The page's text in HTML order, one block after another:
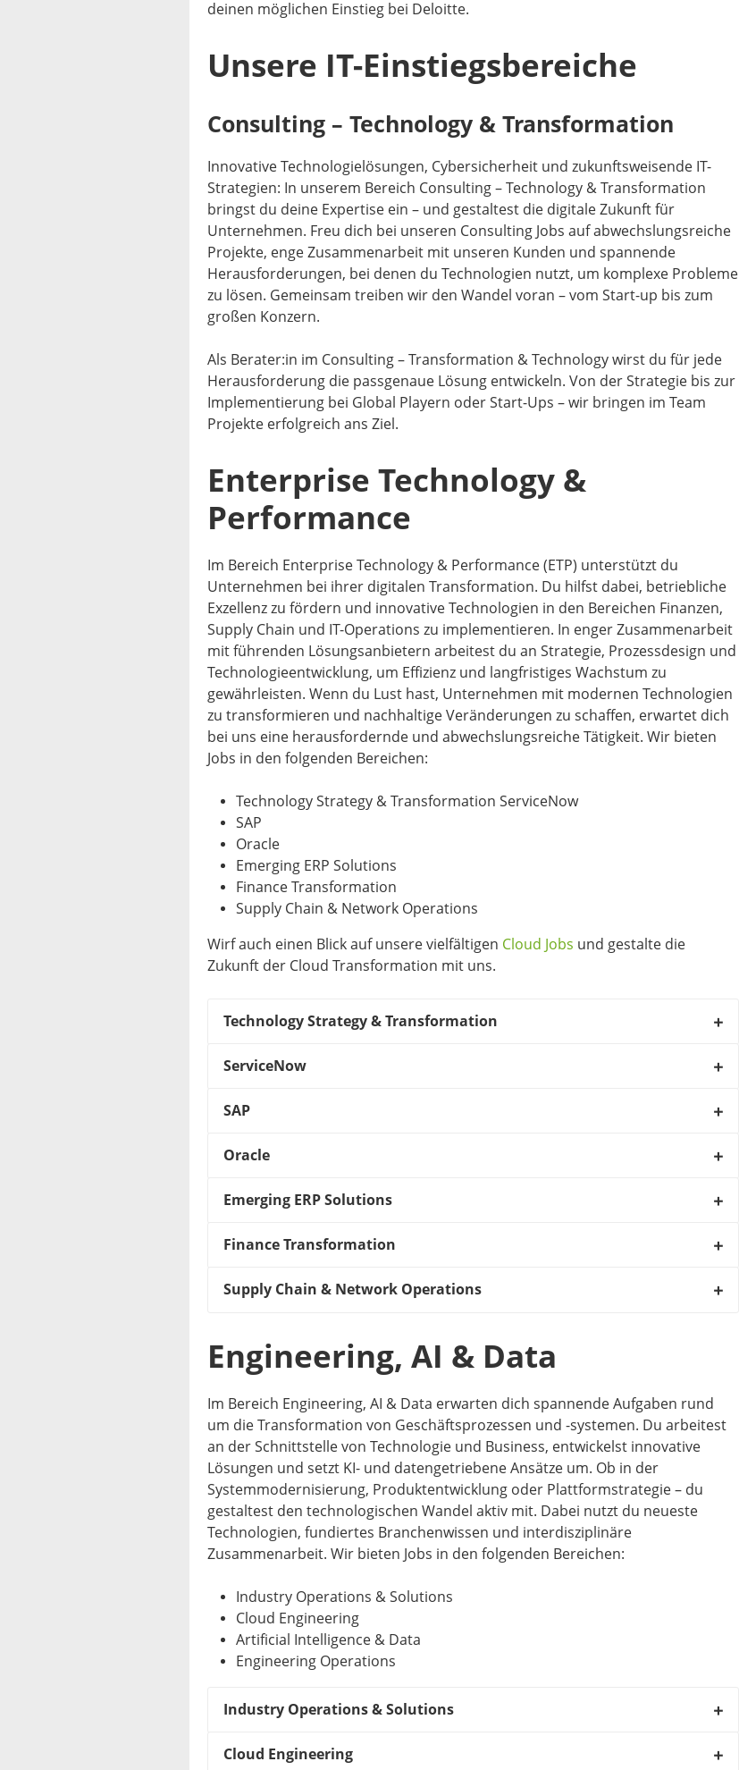
deinen möglichen Einstieg bei Deloitte.
Unsere IT-Einstiegsbereiche
Consulting – Technology & Transformation
Innovative Technologielösungen, Cybersicherheit und zukunftsweisende IT-
Strategien: In unserem Bereich Consulting – Technology & Transformation
bringst du deine Expertise ein – und gestaltest die digitale Zukunft für
Unternehmen. Freu dich bei unseren Consulting Jobs auf abwechslungsreiche
Projekte, enge Zusammenarbeit mit unseren Kunden und spannende
Herausforderungen, bei denen du Technologien nutzt, um komplexe Probleme
zu lösen. Gemeinsam treiben wir den Wandel voran – vom Start-up bis zum
großen Konzern.
Als Berater:in im Consulting – Transformation & Technology wirst du für jede
Herausforderung die passgenaue Lösung entwickeln. Von der Strategie bis zur
Implementierung bei Global Playern oder Start-Ups – wir bringen im Team
Projekte erfolgreich ans Ziel.
Enterprise Technology &
Performance
Im Bereich Enterprise Technology & Performance (ETP) unterstützt du
Unternehmen bei ihrer digitalen Transformation. Du hilfst dabei, betriebliche
Exzellenz zu fördern und innovative Technologien in den Bereichen Finanzen,
Supply Chain und IT-Operations zu implementieren. In enger Zusammenarbeit
mit führenden Lösungsanbietern arbeitest du an Strategie, Prozessdesign und
Technologieentwicklung, um Effizienz und langfristiges Wachstum zu
gewährleisten. Wenn du Lust hast, Unternehmen mit modernen Technologien
zu transformieren und nachhaltige Veränderungen zu schaffen, erwartet dich
bei uns eine herausfordernde und abwechslungsreiche Tätigkeit. Wir bieten
Jobs in den folgenden Bereichen:
Technology Strategy & Transformation ServiceNow
SAP
Oracle
Emerging ERP Solutions
Finance Transformation
Supply Chain & Network Operations
Wirf auch einen Blick auf unsere vielfältigen Cloud Jobs und gestalte die
Zukunft der Cloud Transformation mit uns.
Technology Strategy & Transformation
ServiceNow
SAP
Oracle
Emerging ERP Solutions
Finance Transformation
Supply Chain & Network Operations
Engineering, AI & Data
Im Bereich Engineering, AI & Data erwarten dich spannende Aufgaben rund
um die Transformation von Geschäftsprozessen und -systemen. Du arbeitest
an der Schnittstelle von Technologie und Business, entwickelst innovative
Lösungen und setzt KI- und datengetriebene Ansätze um. Ob in der
Systemmodernisierung, Produktentwicklung oder Plattformstrategie – du
gestaltest den technologischen Wandel aktiv mit. Dabei nutzt du neueste
Technologien, fundiertes Branchenwissen und interdisziplinäre
Zusammenarbeit. Wir bieten Jobs in den folgenden Bereichen:
Industry Operations & Solutions
Cloud Engineering
Artificial Intelligence & Data
Engineering Operations
Industry Operations & Solutions
Cloud Engineering